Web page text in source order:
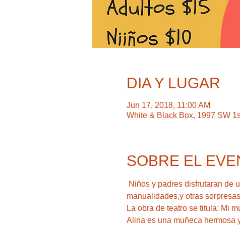
DIA Y LUGAR
Jun 17, 2018, 11:00 AM
White & Black Box, 1997 SW
SOBRE EL
manualidades,y otras
Alina es una muñeca hermosa